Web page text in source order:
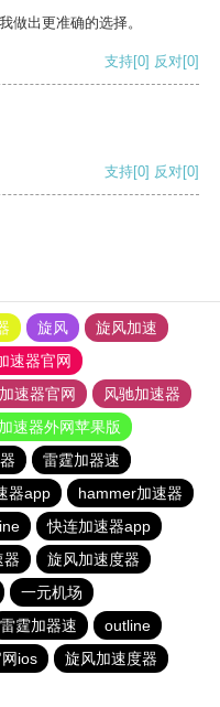
做出更准确的选择。
支持[0] 反对[0]
支持[0] 反对[0]
旋风
旋风加速
速器官网
速器官网
风驰加速器
速器外网苹果版
雷霆加器速
器app
hammer加速器
快连加速器app
器
旋风加速度器
一元机场
雷霆加器速
outline
ios
旋风加速度器